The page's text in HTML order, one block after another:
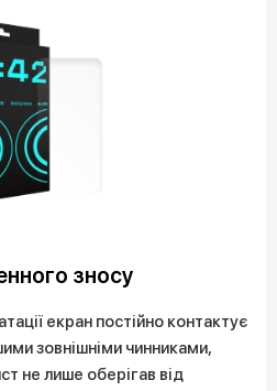
зносу
екран постійно контактує
зовнішніми чинниками,
не лише оберігав від